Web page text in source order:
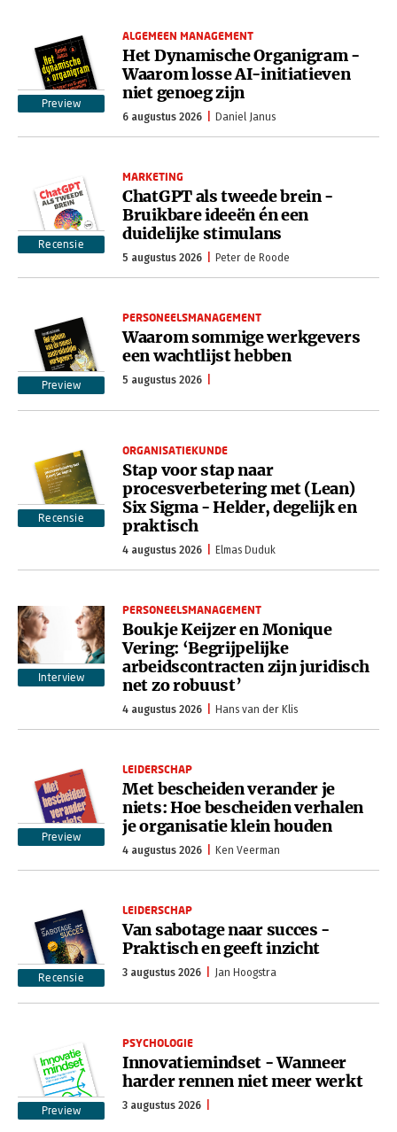
Preview
ALGEMEEN MANAGEMENT
Het Dynamische Organigram -
Waarom losse AI-initiatieven
niet genoeg zijn
6 augustus 2026 Daniel Janus
Recensie
MARKETING
ChatGPT als tweede brein -
Bruikbare ideeën én een
duidelijke stimulans
5 augustus 2026 Peter de Roode
Preview
PERSONEELSMANAGEMENT
Waarom sommige werkgevers
een wachtlijst hebben
5 augustus 2026
Recensie
ORGANISATIEKUNDE
Stap voor stap naar
procesverbetering met (Lean)
Six Sigma - Helder, degelijk en
praktisch
4 augustus 2026 Elmas Duduk
Interview
PERSONEELSMANAGEMENT
Boukje Keijzer en Monique
Vering: ‘Begrijpelijke
arbeidscontracten zijn juridisch
net zo robuust’
4 augustus 2026 Hans van der Klis
Preview
LEIDERSCHAP
Met bescheiden verander je
niets: Hoe bescheiden verhalen
je organisatie klein houden
4 augustus 2026 Ken Veerman
Recensie
LEIDERSCHAP
Van sabotage naar succes -
Praktisch en geeft inzicht
3 augustus 2026 Jan Hoogstra
Preview
PSYCHOLOGIE
Innovatiemindset - Wanneer
harder rennen niet meer werkt
3 augustus 2026